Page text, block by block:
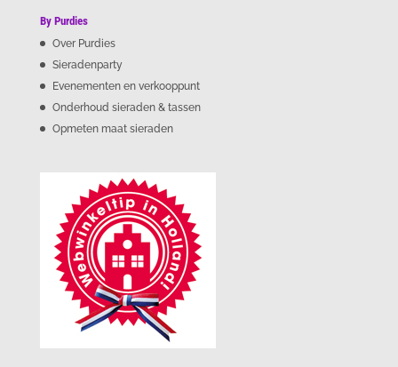
By Purdies
Over Purdies
Sieradenparty
Evenementen en verkooppunt
Onderhoud sieraden & tassen
Opmeten maat sieraden